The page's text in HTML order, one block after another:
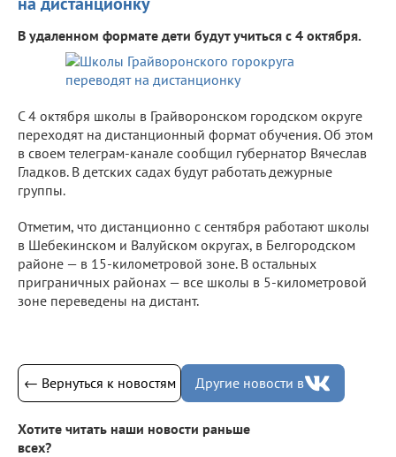
В удаленном формате дети будут учиться с 4 октября.
С 4 октября школы в Грайворонском городском округе
переходят на дистанционный формат обучения. Об этом
в своем телеграм-канале сообщил губернатор Вячеслав
Гладков. В детских садах будут работать дежурные
группы.
Отметим, что дистанционно с сентября работают школы
в Шебекинском и Валуйском округах, в Белгородском
районе — в 15-километровой зоне. В остальных
приграничных районах — все школы в 5-километровой
зоне переведены на дистант.
← Вернуться к новостям Другие новости в
Хотите читать наши новости раньше
всех?